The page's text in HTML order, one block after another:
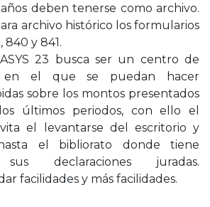
deben tenerse como archivo.
archivo histórico los formularios
840 y 841.
23 busca ser un centro de
en el que se puedan hacer
sobre los montos presentados
últimos periodos, con ello el
el levantarse del escritorio y
el bibliorato donde tiene
sus declaraciones juradas.
facilidades y más facilidades.